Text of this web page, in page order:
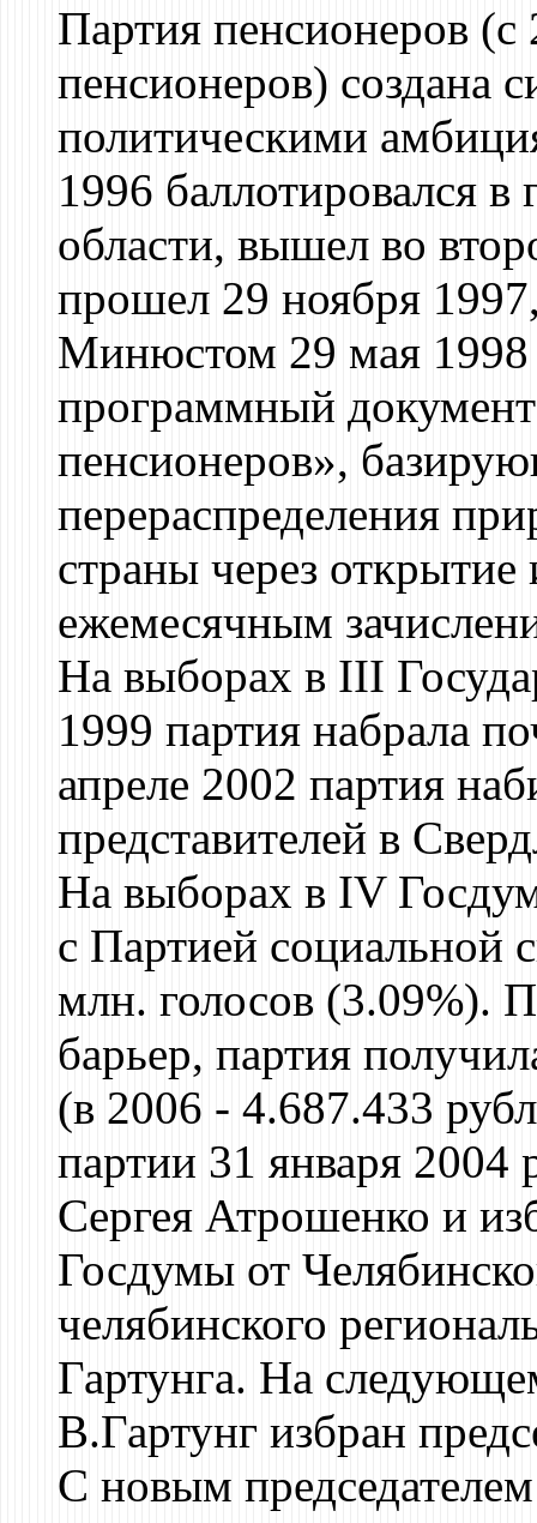
Партия пенсионеров (с
пенсионеров) создана
политическими
1996 баллотировался
области, вышел во
прошел 29 ноября
Минюстом 29 мая
программный
пенсионеров»,
перераспределения
страны через
ежемесячным
На выборах в III
1999 партия набрала
апреле 2002 партия
представителей в
На выборах в IV
с Партией социальной
млн. голосов (3.09%).
барьер, партия
(в 2006 - 4.687.433
партии 31 января 2004
Сергея Атрошенко и
Госдумы от
челябинского
Гартунга. На
В.Гартунг избран
С новым